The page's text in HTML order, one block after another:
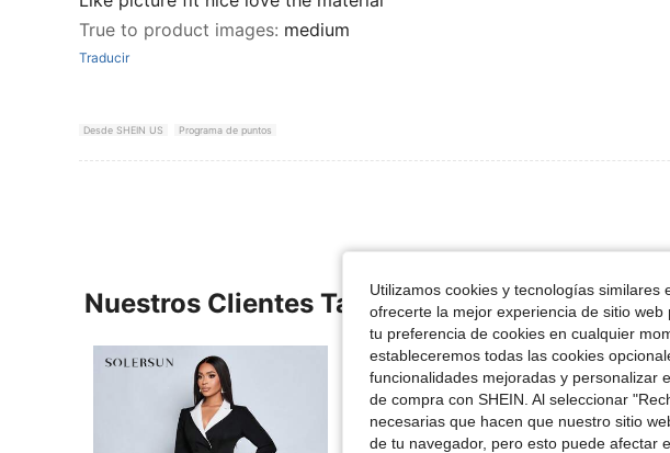
True to product images: medium
Traducir
Desde SHEIN US Programa de puntos
Nuestros Clientes También Vieron
Utilizamos cookies y tecnologías
ofrecerte la mejor experiencia de sitio
tu preferencia de cookies en cualquier
estableceremos todas las cookies
funcionalidades mejoradas y personalizar
de compra con SHEIN. Al seleccionar
necesarias que hacen que nuestro sitio
de tu navegador, pero esto puede afectar